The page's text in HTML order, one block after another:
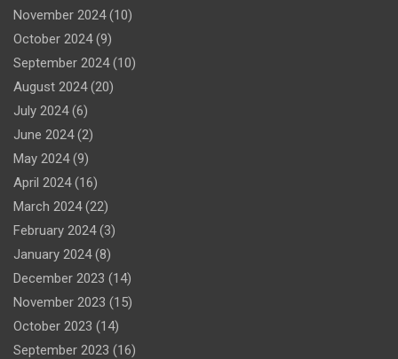
November 2024(10)
October 2024(9)
September 2024(10)
August 2024(20)
July 2024(6)
June 2024(2)
May 2024(9)
April 2024(16)
March 2024(22)
February 2024(3)
January 2024(8)
December 2023 (14)
November 2023 (15)
October 2023 (14)
September 2023 (16)